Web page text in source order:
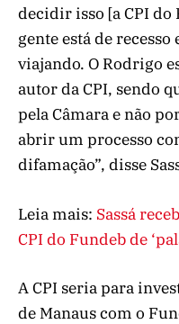
decidir isso [a CPI do
gente está de
viajando. O Rodrigo
autor da CPI, sendo
pela Câmara e não
abrir um processo
difamação”, disse
Leia mais: Sassá
CPI do Fundeb de
A CPI seria para
de Manaus com o